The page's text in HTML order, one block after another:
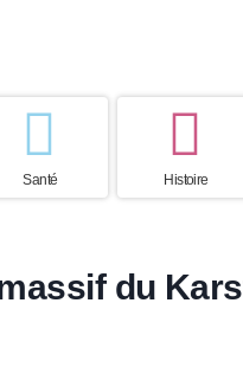
Santé Histoire
du